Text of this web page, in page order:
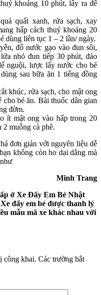
khoảng 10 phút, lấy ra để
quất xanh, rửa sạch, xay
hấp cách thuỷ khoảng 20
dùng liên tục 1 – 2 lần/ ngày.
đổ nước gạo vào đun sôi,
nhỏ đun tiếp 30 phút, đảo
nguội, lược lấy nước cho bé
sau bữa ăn 1 tiếng đồng
khúc, rửa sạch, cho mật ong
bé ăn. Bài thuốc dân gian
đờm.
ít mật ong vào hấp trong 20
muỗng cà phê.
đơn giản với nguyên liệu dễ
không còn ho dai dẳng mà
Minh Trang
ở Xe Đẩy Em Bé Nhật
đẩy em bé được thanh lý
mẫu mã xe khác nhau với
công khai. Các trường bắt